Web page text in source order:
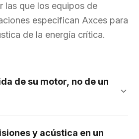
las que los equipos de
especifican Axces para
de la energía crítica.
de su motor, no de un
y acústica en un